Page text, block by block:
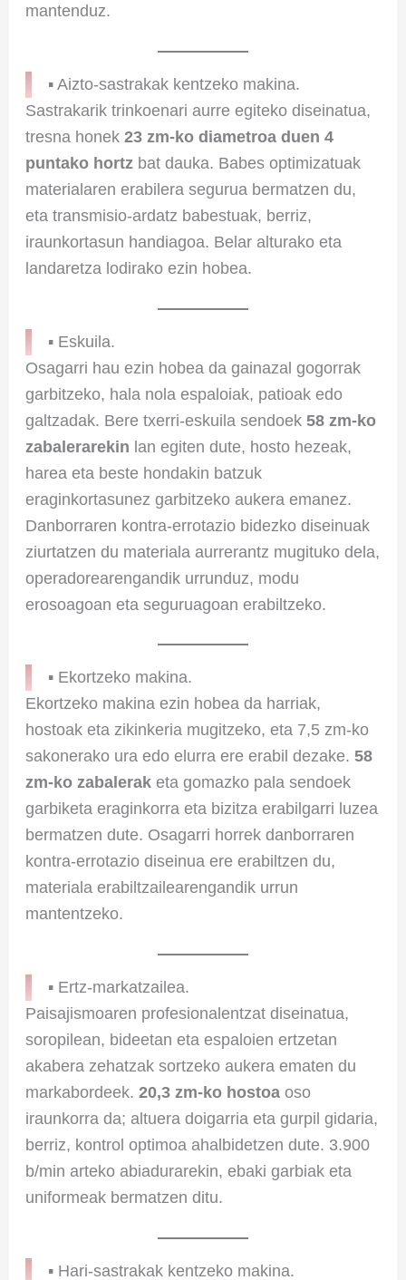
mantenduz.
▪ Aizto-sastrakak kentzeko makina.
Sastrakarik trinkoenari aurre egiteko diseinatua,
tresna honek 23 zm-ko diametroa duen 4
puntako hortzbat dauka. Babes optimizatuak
materialaren erabilera segurua bermatzen du,
eta transmisio-ardatz babestuak, berriz,
iraunkortasun handiagoa. Belar alturako eta
landaretza lodirako ezin hobea.
▪ Eskuila.
Osagarri hau ezin hobea da gainazal gogorrak
garbitzeko, hala nola espaloiak, patioak edo
galtzadak. Bere txerri-eskuila sendoek 58 zm-ko
zabalerarekin lan egiten dute, hosto hezeak,
harea eta beste hondakin batzuk
eraginkortasunez garbitzeko aukera emanez.
Danborraren kontra-errotazio bidezko diseinuak
ziurtatzen du materiala aurrerantz mugituko dela,
operadorearengandik urrunduz, modu
erosoagoan eta seguruagoan erabiltzeko.
▪ Ekortzeko makina.
Ekortzeko makina ezin hobea da harriak,
hostoak eta zikinkeria mugitzeko, eta 7,5 zm-ko
sakonerako ura edo elurra ere erabil dezake. 58
zm-ko zabaleraketa gomazko pala sendoek
garbiketa eraginkorra eta bizitza erabilgarri luzea
bermatzen dute. Osagarri horrek danborraren
kontra-errotazio diseinua ere erabiltzen du,
materiala erabiltzailearengandik urrun
mantentzeko.
▪ Ertz-markatzailea.
Paisajismoaren profesionalentzat diseinatua,
soropilean, bideetan eta espaloien ertzetan
akabera zehatzak sortzeko aukera ematen du
markabordeek. 20,3 zm-ko hostoaoso
iraunkorra da; altuera doigarria eta gurpil gidaria,
berriz, kontrol optimoa ahalbidetzen dute. 3.900
b/min arteko abiadurarekin, ebaki garbiak eta
uniformeak bermatzen ditu.
▪ Hari-sastrakak kentzeko makina.